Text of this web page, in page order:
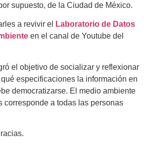
supuesto, de la Ciudad de México.
a revivir el
Laboratorio de Datos
en el canal de Youtube del
el objetivo de socializar y reflexionar
especificaciones la información en
democratizarse. El medio ambiente
corresponde a todas las personas